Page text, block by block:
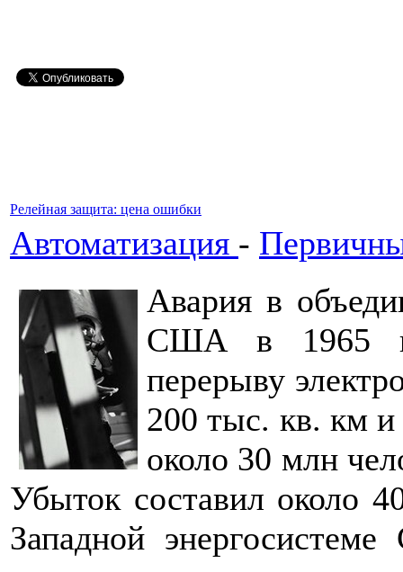
Релейная защита: цена ошибки
Автоматизация -
Авария в
США в 1965
перерыву
200 тыс. кв. км
около 30 млн
Убыток составил около
Западной